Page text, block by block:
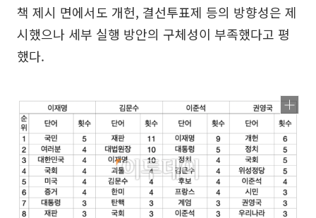
책 제시 면에서도 개헌, 결선투표제 등의 방향성은 제
시했으나 세부 실행 방안의 구체성이 부족했다고 평
했다.